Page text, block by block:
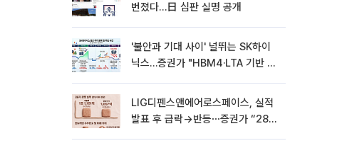
번졌다…日 심판 실명 공개
'불안과 기대 사이' 널뛰는 SK하이
닉스…증권가 "HBM4·LTA 기반 펀
LIG디펜스앤에어로스페이스, 실적
발표 후 급락→반등⋯증권가 “28년